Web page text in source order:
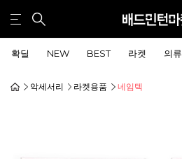
확딜 NEW BEST 라켓 의류
악세서리 라켓용품 네임텍